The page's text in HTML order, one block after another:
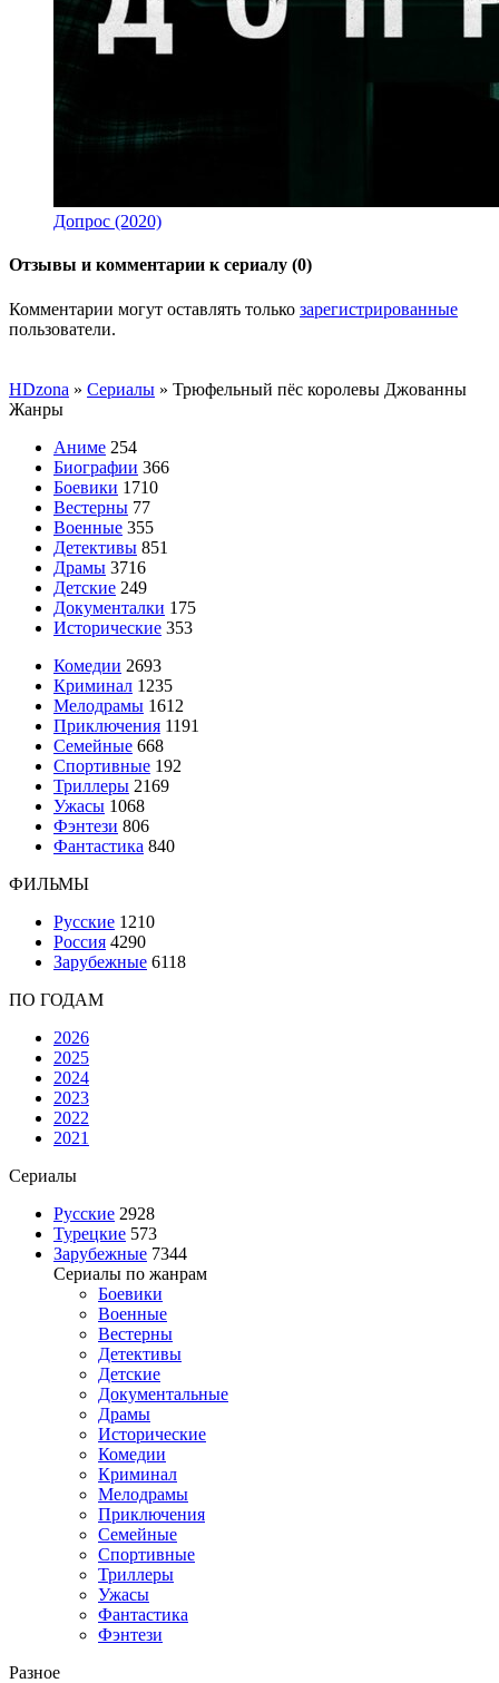
Допрос (2020)
Отзывы и комментарии к сериалу (0)
Комментарии могут оставлять только зарегистрированные
пользователи.
HDzona » Сериалы » Трюфельный пёс королевы Джованны
Жанры
Аниме 254
Биографии 366
Боевики 1710
Вестерны 77
Военные 355
Детективы 851
Драмы 3716
Детские 249
Документалки 175
Исторические 353
Комедии 2693
Криминал 1235
Мелодрамы 1612
Приключения 1191
Семейные 668
Спортивные 192
Триллеры 2169
Ужасы 1068
Фэнтези 806
Фантастика 840
ФИЛЬМЫ
Русские 1210
Россия 4290
Зарубежные 6118
ПО ГОДАМ
2026
2025
2024
2023
2022
2021
Сериалы
Русские 2928
Турецкие 573
Зарубежные 7344
Сериалы по жанрам
Боевики
Военные
Вестерны
Детективы
Детские
Документальные
Драмы
Исторические
Комедии
Криминал
Мелодрамы
Приключения
Семейные
Спортивные
Триллеры
Ужасы
Фантастика
Фэнтези
Разное